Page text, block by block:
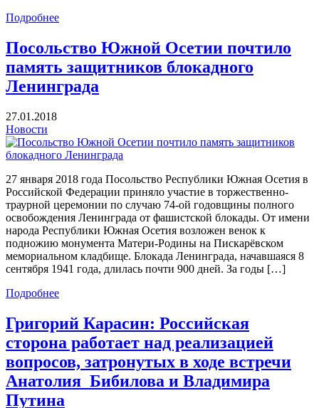
Подробнее
Посольство Южной Осетии почтило
память защитников блокадного
Ленинграда
27.01.2018
Новости
27 января 2018 года Посольство Республики Южная Осетия в
Российской Федерации приняло участие в торжественно-
траурной церемонии по случаю 74-oй годовщины полного
освобождения Ленинграда от фашистской блокады. От имени
народа Республики Южная Осетия возложен венок к
подножию монумента Матери-Родины на Пискарёвском
мемориальном кладбище. Блокада Ленинграда, начавшаяся 8
сентября 1941 года, длилась почти 900 дней. За годы […]
Подробнее
Григорий Карасин: Российская
сторона работает над реализацией
вопросов, затронутых в ходе встречи
Анатолия Бибилова и Владимира
Путина